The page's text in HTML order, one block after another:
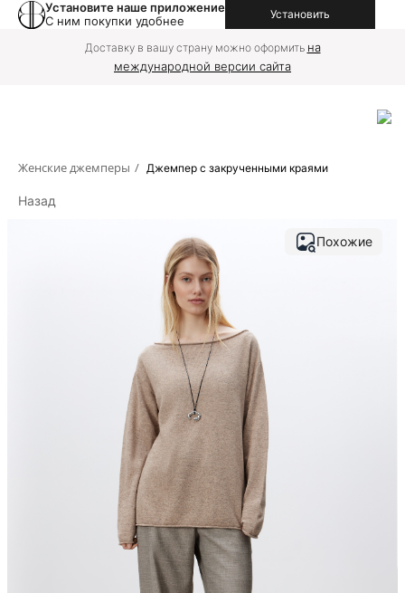
Установите наше приложение
С ним покупки удобнее
Установить
Доставку в вашу страну можно оформить на
международной версии сайта
Женские джемперы / Джемпер с закрученными краями
Назад
Похожие